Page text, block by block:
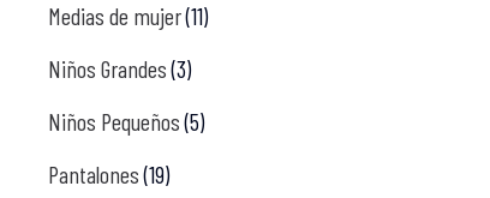
Medias de mujer(11)
Niños Grandes (3)
Niños Pequeños (5)
Pantalones (19)